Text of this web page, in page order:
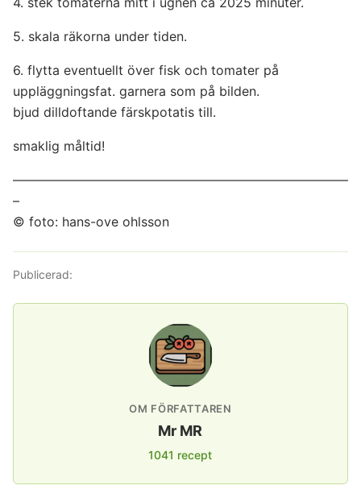
5. skala räkorna under tiden.
6. flytta eventuellt över fisk och tomater på
uppläggningsfat. garnera som på bilden.
bjud dilldoftande färskpotatis till.
smaklig måltid!
——————————————————————————
–
© foto: hans-ove ohlsson
Publicerad:
OM FÖRFATTAREN
Mr MR
1041 recept